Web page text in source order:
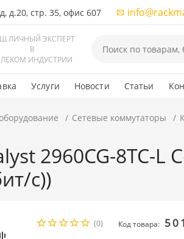
д.20, стр. 35, офис 607
ЛИЧНЫЙ ЭКСПЕРТ
В
ИНДУСТРИИ
Услуги Новости Статьи
Сетевые коммутаторы
2960CG-8TC-L
с))
(0) Код товара: